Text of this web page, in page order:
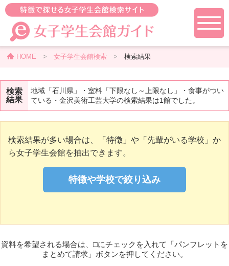
HOME > 女子学生会館検索> 検索結果
検索
結果
地域「石川県」・室料「下限なし～上限なし」・食事がつい
ている・金沢美術工芸大学の検索結果は1館でした。
検索結果が多い場合は、「特徴」や「先輩がいる学校」か
ら女子学生会館を抽出できます。
資料を希望される場合は、□にチェックを入れて「パンフレットを
まとめて請求」ボタンを押してください。